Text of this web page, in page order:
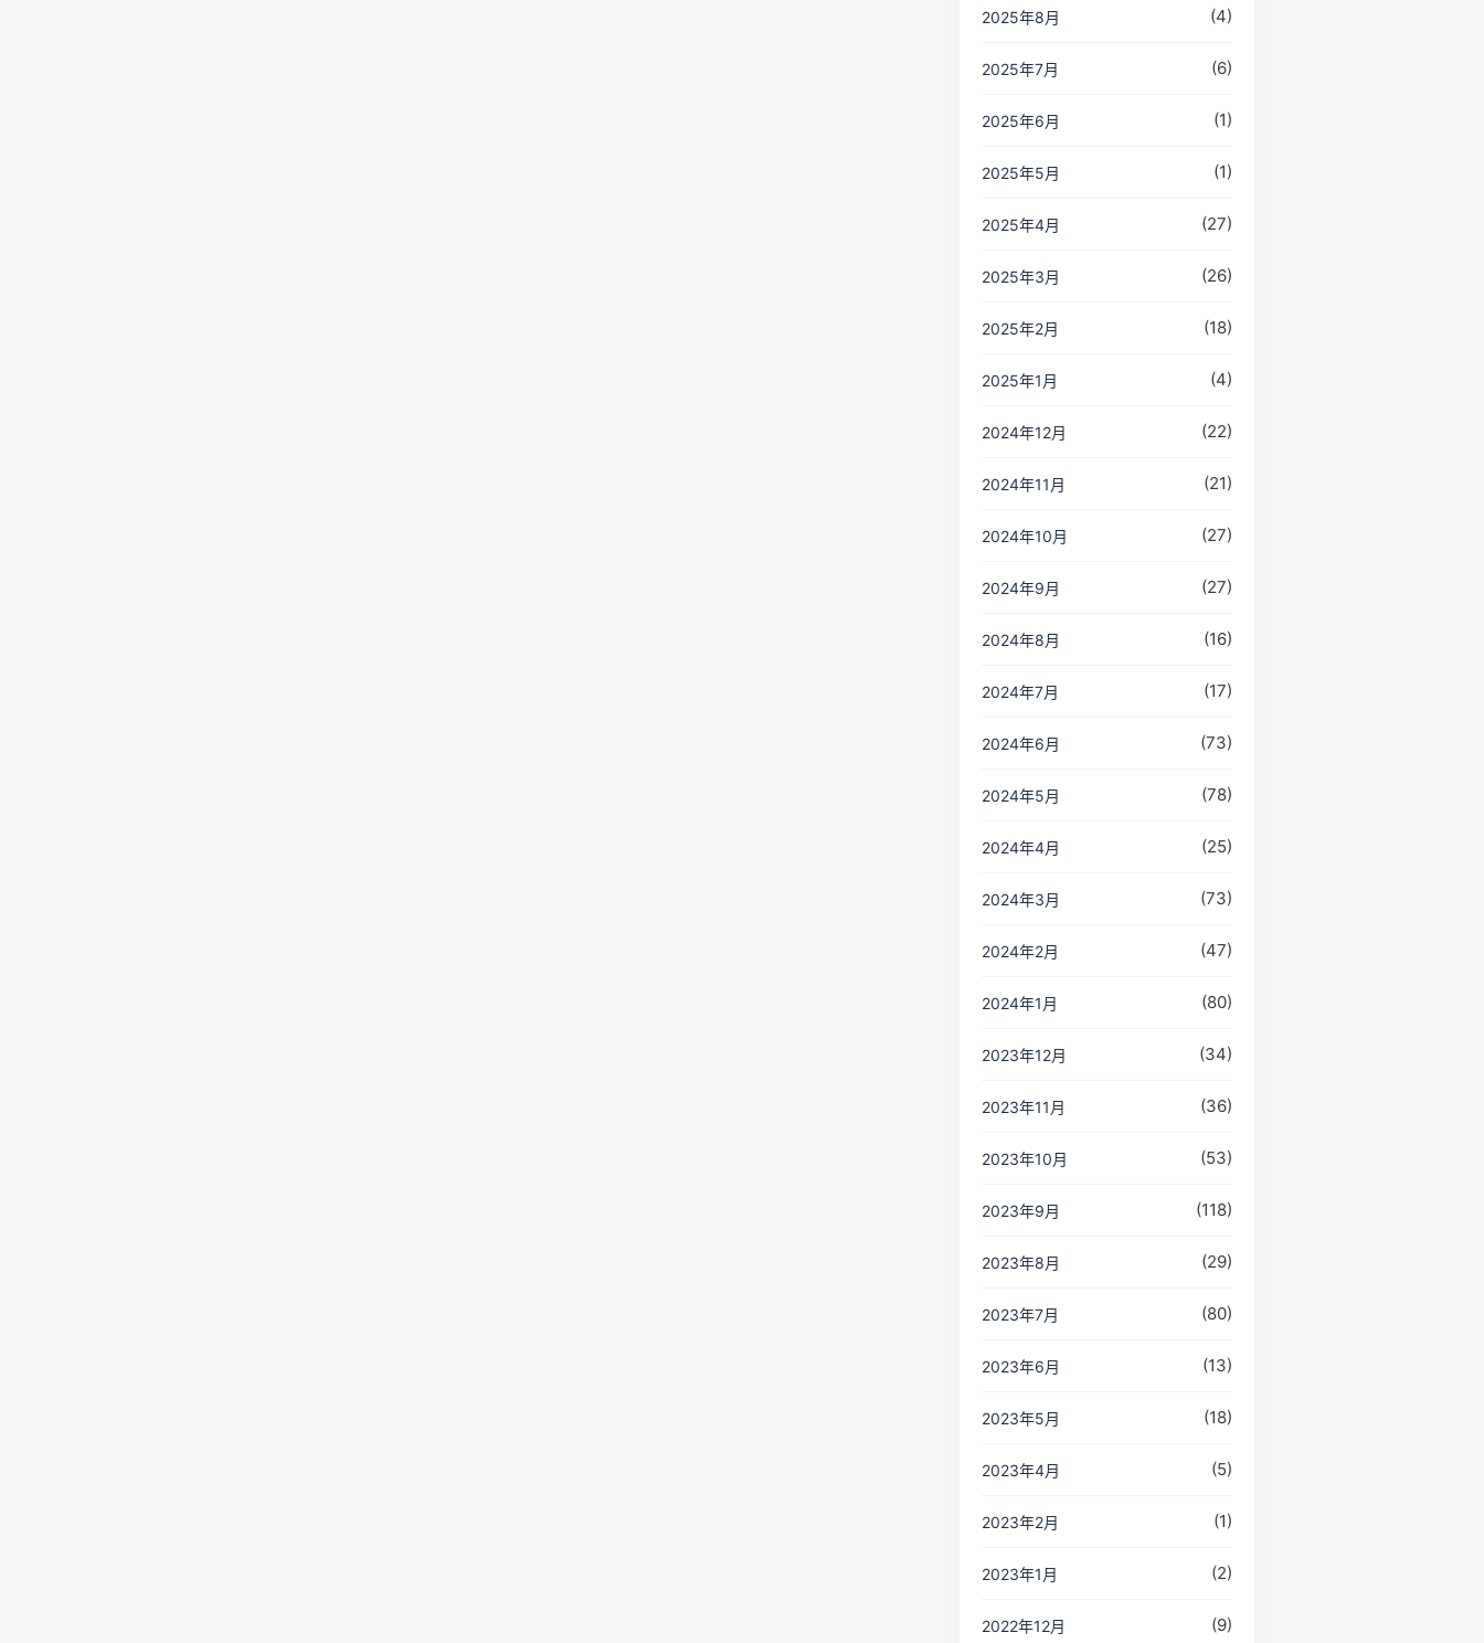
2025年8月 (4)
2025年7月 (6)
2025年6月 (1)
2025年5月 (1)
2025年4月 (27)
2025年3月 (26)
2025年2月 (18)
2025年1月 (4)
2024年12月 (22)
2024年11月 (21)
2024年10月 (27)
2024年9月 (27)
2024年8月 (16)
2024年7月 (17)
2024年6月 (73)
2024年5月 (78)
2024年4月 (25)
2024年3月 (73)
2024年2月 (47)
2024年1月 (80)
2023年12月 (34)
2023年11月 (36)
2023年10月 (53)
2023年9月 (118)
2023年8月 (29)
2023年7月 (80)
2023年6月 (13)
2023年5月 (18)
2023年4月 (5)
2023年2月 (1)
2023年1月 (2)
2022年12月 (9)